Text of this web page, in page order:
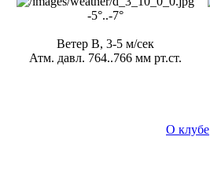
-5°..-7°
Ветер В, 3-5 м/сек
Атм. давл. 764..766 мм рт.ст.
О клубе